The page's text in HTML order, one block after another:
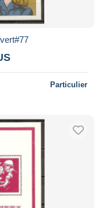
Particulier